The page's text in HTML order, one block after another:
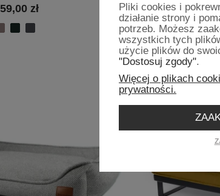
zł
Pliki cookies i
działanie strony i
potrzeb. Możesz
wszystkich tych
użycie plików do
"Dostosuj zgody".
Więcej o plikach
prywatności.